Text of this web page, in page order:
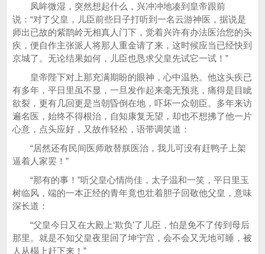
凤眸微湿，突然想起什么，兴冲冲地凑到皇帝跟前
说：“对了父皇，儿臣前些日子打听到一名云游神医，据说是
师出已故的紫鹊岭无相真人门下，觉着兴许有办法医治您的头
疾，便自作主张派人将那人重金请了来，这时候应当已经快到
京城了。无论结果如何，儿臣也恳求父皇先试它一试！”
皇帝陛下对上那充满期盼的眼神，心中温热。他这头疾已
有多年，平日里虽不显，一旦发作起来毫无预兆，痛得是目眦
欲裂，更有几回更是当朝昏倒在地，吓坏一众朝臣。多年来访
遍名医，始终不得根治，自知康复无望，却也不想拂了他一片
心意，点头应好，又故作轻松，语带调笑道：
“居然还有民间医师敢替朕医治，我儿可没有赶鸭子上架
逼着人家罢！”
“那有的事！”听父皇心情尚佳，太子温和一笑，平日里玉
树临风，端的一本正经的青年竟也壮着胆子回敬他父皇，意味
深长道：
“父皇今日又在大殿上‘欺负’了儿臣，怕是免不了传到母后
那里。就是不知父皇夜里回了坤宁宫，会不会又无地可睡，被
人从榻上赶下来！”